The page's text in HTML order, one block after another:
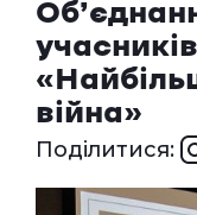
війна»
Поділитися: